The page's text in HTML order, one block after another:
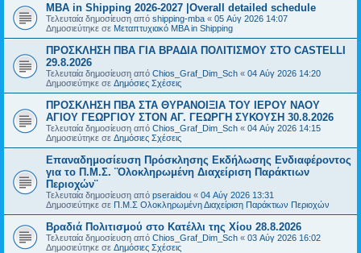
MBA in Shipping 2026-2027 |Overall detailed schedule
Τελευταία δημοσίευση από shipping-mba « 05 Αύγ 2026 14:07
Δημοσιεύτηκε σε Μεταπτυχιακό MBA in Shipping
ΠΡΟΣΚΛΗΣΗ ΠΒΑ ΓΙΑ ΒΡΑΔΙΑ ΠΟΛΙΤΙΣΜΟΥ ΣΤΟ CASTELLI
29.8.2026
Τελευταία δημοσίευση από Chios_Graf_Dim_Sch « 04 Αύγ 2026 14:20
Δημοσιεύτηκε σε Δημόσιες Σχέσεις
ΠΡΟΣΚΛΗΣΗ ΠΒΑ ΣΤΑ ΘΥΡΑΝΟΙΞΙΑ ΤΟΥ ΙΕΡΟΥ ΝΑΟΥ
ΑΓΙΟΥ ΓΕΩΡΓΙΟΥ ΣΤΟΝ ΑΓ. ΓΕΩΡΓΗ ΣΥΚΟΥΣΗ 30.8.2026
Τελευταία δημοσίευση από Chios_Graf_Dim_Sch « 04 Αύγ 2026 14:15
Δημοσιεύτηκε σε Δημόσιες Σχέσεις
Επαναδημοσίευση Πρόσκλησης Εκδήλωσης Ενδιαφέροντος
για το Π.Μ.Σ. ¨Ολοκληρωμένη Διαχείριση Παράκτιων
Περιοχών¨
Τελευταία δημοσίευση από pseraidou « 04 Αύγ 2026 13:31
Δημοσιεύτηκε σε Π.Μ.Σ Ολοκληρωμένη Διαχείριση Παράκτιων Περιοχών
Βραδιά Πολιτισμού στο Κατέλλι της Χίου 28.8.2026
Τελευταία δημοσίευση από Chios_Graf_Dim_Sch « 03 Αύγ 2026 16:02
Δημοσιεύτηκε σε Δημόσιες Σχέσεις